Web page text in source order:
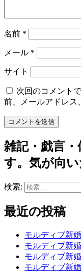
名前 *
メール *
サイト
次回のコメント
前、メールアドレス
雑記・戯言
す。気が向い
検索:
最近の投稿
モルディブ新
モルディブ新
モルディブ新
モルディブ新